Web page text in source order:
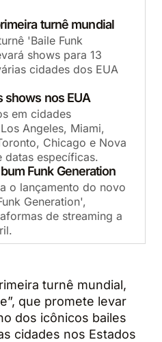
turnê mundial
'Baile Funk
shows para 13
cidades dos EUA
shows nos EUA
em cidades
Angeles, Miami,
Chicago e Nova
datas específicas.
Funk Generation
o lançamento do novo
Generation',
de streaming a
turnê mundial,
que promete levar
dos icônicos bailes
cidades nos Estados